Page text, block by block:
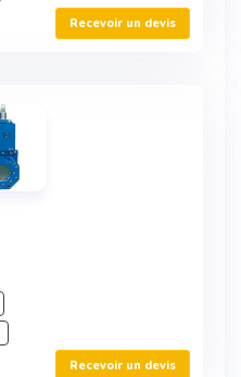
Recevoir un devis
Recevoir un devis